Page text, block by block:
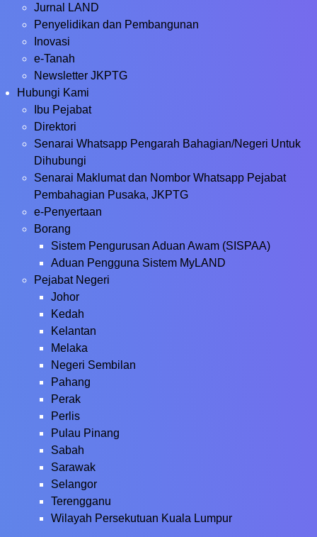
Jurnal LAND
Penyelidikan dan Pembangunan
Inovasi
e-Tanah
Newsletter JKPTG
Hubungi Kami
Ibu Pejabat
Direktori
Senarai Whatsapp Pengarah Bahagian/Negeri Untuk
Dihubungi
Senarai Maklumat dan Nombor Whatsapp Pejabat
Pembahagian Pusaka, JKPTG
e-Penyertaan
Borang
Sistem Pengurusan Aduan Awam (SISPAA)
Aduan Pengguna Sistem MyLAND
Pejabat Negeri
Johor
Kedah
Kelantan
Melaka
Negeri Sembilan
Pahang
Perak
Perlis
Pulau Pinang
Sabah
Sarawak
Selangor
Terengganu
Wilayah Persekutuan Kuala Lumpur